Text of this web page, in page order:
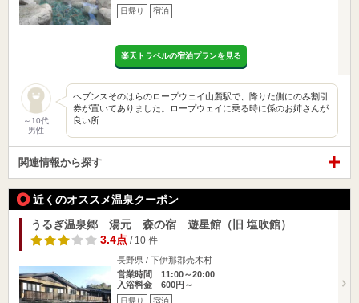
日帰り 宿泊
楽天トラベルの宿泊プランを見る
～10代
男性
ヘブンスそのはらのロープウェイ山麓駅で、降りた側にのみ割引
券が置いてありました。ロープウェイに乗る時に係のお姉さんが
良い所…
関連情報から探す
近くのオススメ温泉クーポン
うるぎ温泉郷 湯元 森の宿 遊星館（旧 塩吹館）
3.4点/ 10 件
長野県 / 下伊那郡売木村
営業時間 11:00～20:00
入浴料金 600円～
日帰り 宿泊